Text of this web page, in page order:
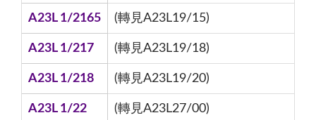
A23L 1/2165 (轉見A23L19/15)
A23L 1/217 (轉見A23L19/18)
A23L 1/218 (轉見A23L19/20)
A23L 1/22 (轉見A23L27/00)